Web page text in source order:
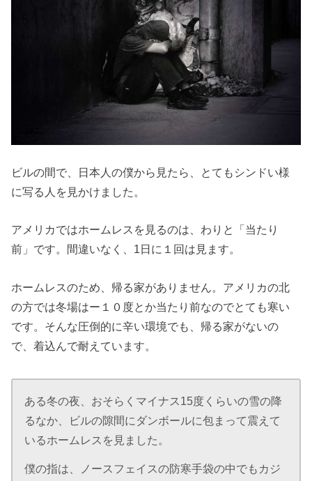
ビルの間で、日本人の僕から見たら、とてもシンドい様
に写る人を見かけました。
アメリカではホームレスを見るのは、わりと「当たり
前」です。間違いなく、1日に１回は見ます。
ホームレスのため、帰る家がありません。アメリカの北
の方では冬場はー１０度とか当たり前なのでとても寒い
です。そんな圧倒的に辛い環境でも、帰る家がないの
で、着込んで耐えています。
ある冬の夜、おそらくマイナス15度くらいの雪の降
るなか、ビルの隙間にダンボールに包まって震えて
いるホームレスを見ました。
僕の指は、ノースフェイスの防寒手袋の中でもカジ